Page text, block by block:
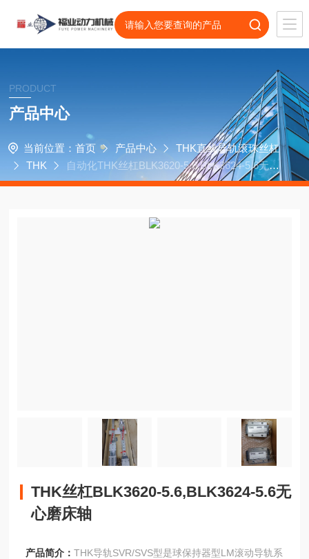
PRODUCT
产品中心
当前位置： 首页 产品中心
THK直线导轨滚珠丝杠
THK
自动化THK丝杠BLK3620-5.6,BLK3624-5.6无心
磨床轴
THK丝杠BLK3620-5.6,BLK3624-5.6无
心磨床轴
产品简介：THK导轨SVR/SVS型是球保持器型LM滚动导轨系